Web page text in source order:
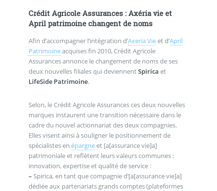
Crédit Agricole Assurances : Axéria vie et
April patrimoine changent de noms
Afin d’accompagner l’intégration d’Axeria Vieet d’April
Patrimoineacquises fin 2010, Crédit Agricole
Assurances annonce le changement de noms de ses
deux nouvelles filiales qui deviennentSpirica et
LifeSide Patrimoine.
Selon, le Crédit Agricole Assurances ces deux nouvelles
marques instaurent une transition nécessaire dans le
cadre du nouvel actionnariat des deux compagnies.
Elles visent ainsi à souligner le positionnement de
spécialistes en épargneet [a[assurance vie]a]
patrimoniale et reflètent leurs valeurs communes :
innovation, expertise et qualité de service :
– Spirica, en tant que compagnie d’[a[assurance vie]a]
dédiée aux partenariats grands comptes (plateformes